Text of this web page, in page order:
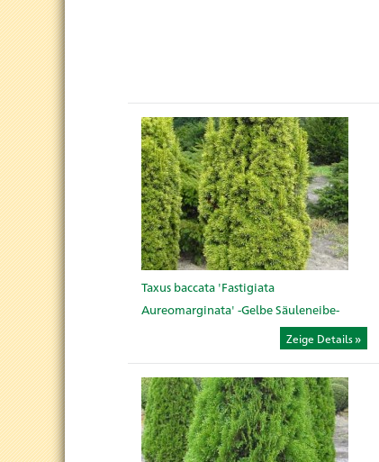
Taxus baccata 'Fastigiata
Aureomarginata' -Gelbe Säuleneibe-
Zeige Details